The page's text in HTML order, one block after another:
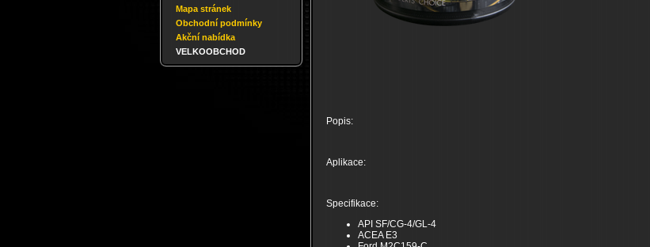
Mapa stránek
Obchodní podmínky
Akční nabídka
VELKOOBCHOD
Popis:
Aplikace:
Specifikace:
API SF/CG-4/GL-4
ACEA E3